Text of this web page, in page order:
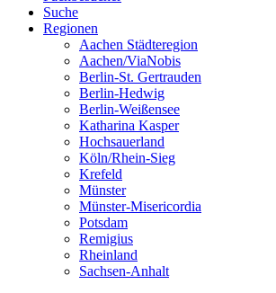
Suche
Regionen
Aachen Städteregion
Aachen/ViaNobis
Berlin-St. Gertrauden
Berlin-Hedwig
Berlin-Weißensee
Katharina Kasper
Hochsauerland
Köln/Rhein-Sieg
Krefeld
Münster
Münster-Misericordia
Potsdam
Remigius
Rheinland
Sachsen-Anhalt